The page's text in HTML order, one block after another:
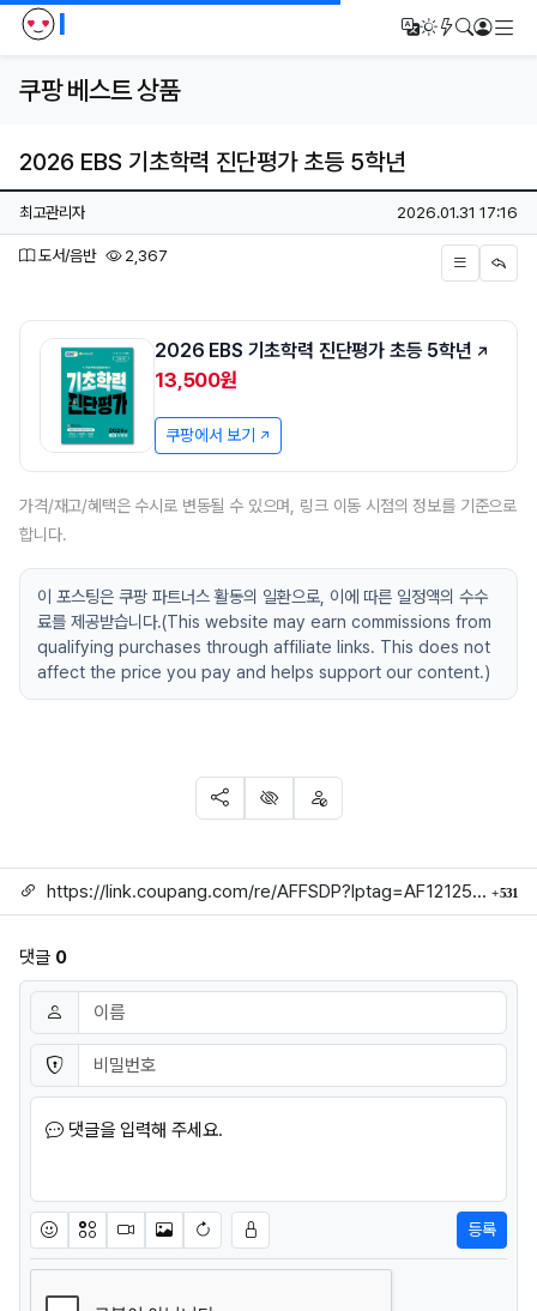
I 번역다크모드
새글/새댓글
검색로그인
쿠팡 베스트 상품
2026 EBS 기초학력 진단평가 초등 5학년
페이지 정보
작성자
최고관리자 작성일
2026.01.31 17:16
분류
도서/음반 2,367
본문
2026 EBS 기초학력 진단평가 초등 5학년
13,500원
쿠팡에서 보기
가격/재고/혜택은 수시로 변동될 수 있으며, 링크 이동 시점의 정보를 기준으로
합니다.
이 포스팅은 쿠팡 파트너스 활동의 일환으로, 이에 따른 일정액의 수수
료를 제공받습니다.(This website may earn commissions from
qualifying purchases through affiliate links. This does not
affect the price you pay and helps support our content.)
SNS 공유
신고 차단
링크 https://link.coupang.com/re/AFFSDP?lptag=AF1212524&subid=mojorida2&pageKey=9192466993&itemId=27128404316&vendorItemId=94330145758&traceid=V0-113-3fdd156e3d839206 531
댓글 0
댓글쓰기
이름 필수
비밀번호 필수
댓글을 입력해 주세요.
이모티콘아이콘동영상이미지새댓글 작성
등록